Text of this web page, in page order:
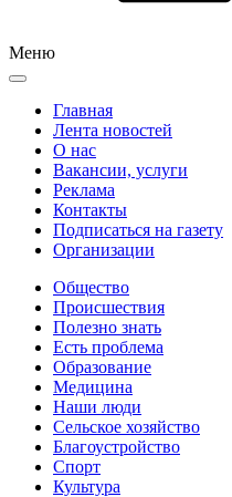
Меню
Главная
Лента новостей
О нас
Вакансии, услуги
Реклама
Контакты
Подписаться на газету
Организации
Общество
Происшествия
Полезно знать
Есть проблема
Образование
Медицина
Наши люди
Сельское хозяйство
Благоустройство
Спорт
Культура